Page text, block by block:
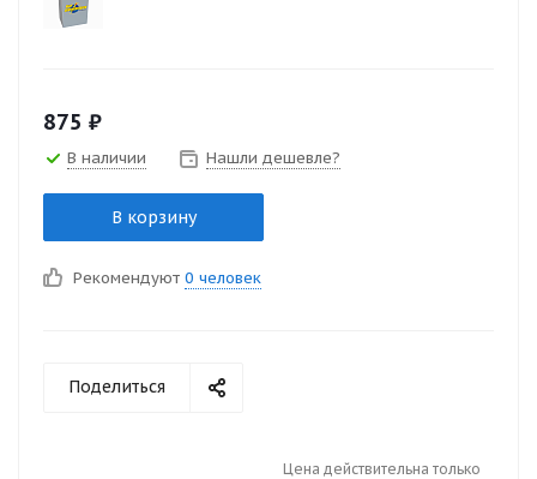
875 ₽
В наличии Нашли дешевле?
В корзину
Рекомендуют 0 человек
Поделиться
Цена действительна только